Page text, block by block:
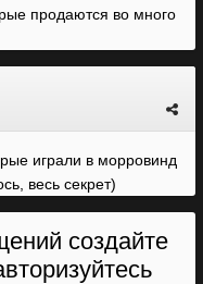
продаются во много
играли в морровинд
весь секрет)
создайте